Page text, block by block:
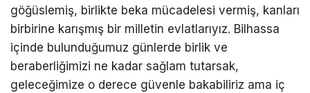
göğüslemiş, birlikte beka mücadelesi vermiş, kanları
birbirine karışmış bir milletin evlatlarıyız. Bilhassa
içinde bulunduğumuz günlerde birlik ve
beraberliğimizi ne kadar sağlam tutarsak,
geleceğimize o derece güvenle bakabiliriz ama iç